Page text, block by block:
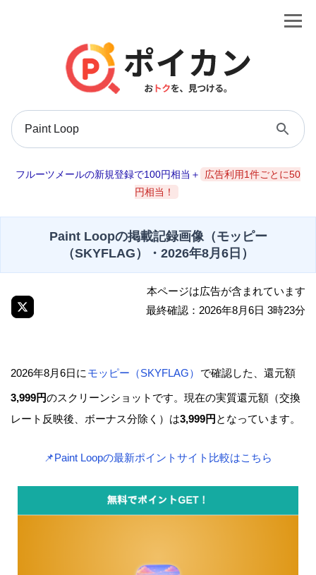
フルーツメールの新規登録で100円相当＋
広告利用1件ごとに50
円相当！
Paint Loopの掲載記録画像（モッピー
（SKYFLAG）・2026年8月6日）
本ページは広告が含まれています
最終確認：2026年8月6日 3時23分
2026年8月6日に モッピー（SKYFLAG） で確認した、還元額
3,999円のスクリーンショットです。現在の実質還元額（交換
レート反映後、ボーナス分除く）は3,999円 となっています。
📌Paint Loopの最新ポイントサイト比較はこちら